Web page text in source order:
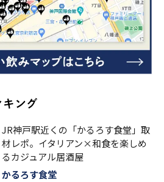
JR神戸駅近くの「かるろす食堂」取
材レポ。イタリアン×和食を楽しめ
るカジュアル居酒屋
かるろす食堂